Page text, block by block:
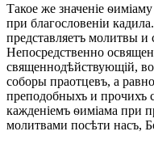
Такое же значеніе
при благословеніи
представляетъ молитвы и
Непосредственно
священнодѣйствующій,
соборы праотцевъ, а
преподобныхъ и прочихъ
кажденіемъ ѳиміама при
молитвами посѣти насъ,